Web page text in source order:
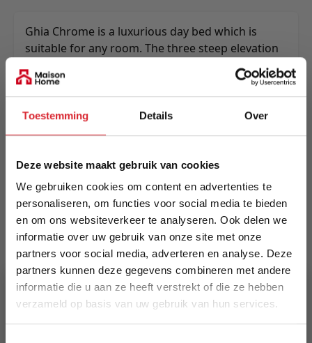
Toestemming Details Over
Deze website maakt gebruik van cookies
We gebruiken cookies om content en advertenties te
personaliseren, om functies voor social media te bieden
en om ons websiteverkeer te analyseren. Ook delen we
informatie over uw gebruik van onze site met onze
partners voor social media, adverteren en analyse. Deze
partners kunnen deze gegevens combineren met andere
informatie die u aan ze heeft verstrekt of die ze hebben
verzameld op basis van uw gebruik van hun services.
Ghia Chrome is a luxurious day bed which is
suitable for any room. The three steep elevation
in each side in combination with its pocket spring
mattress provides the Ghia daybed with great
individual comfort as everyday day lounger.
Merk
Innovation Living
EAN
5700110946506
Prijs
€ 1.475,00